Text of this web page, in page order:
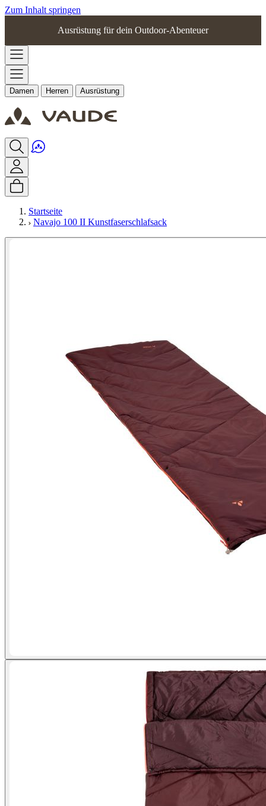
Zum Inhalt springen
Ausrüstung für dein Outdoor-Abenteuer
Damen Herren Ausrüstung
Startseite
Navajo 100 II Kunstfaserschlafsack